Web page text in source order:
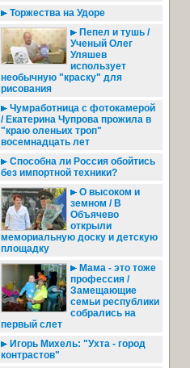
Торжества на Удоре
Пепел и тушь /
Ученый Олег
Уляшев
использует
необычную "краску" для
рисования
Чумработница с фотокамерой
/ Екатерина Чупрова прожила в
"краю оленьих троп"
восемнадцать лет
Способна ли Россия обойтись
без импортной техники?
О высоком и
земном / В
Объячево
открыли
мемориальную доску и детскую
площадку
Мама - это тоже
профессия /
Замещающие
семьи республики
собрались на
первый слет
Игорь Михель: "Ухта - город
контрастов"